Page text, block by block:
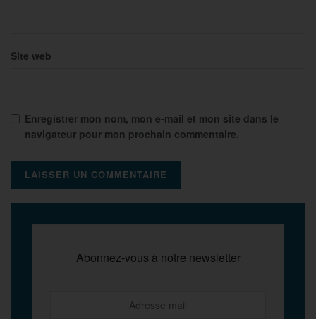
Site web
Enregistrer mon nom, mon e-mail et mon site dans le
navigateur pour mon prochain commentaire.
Abonnez-vous à notre newsletter